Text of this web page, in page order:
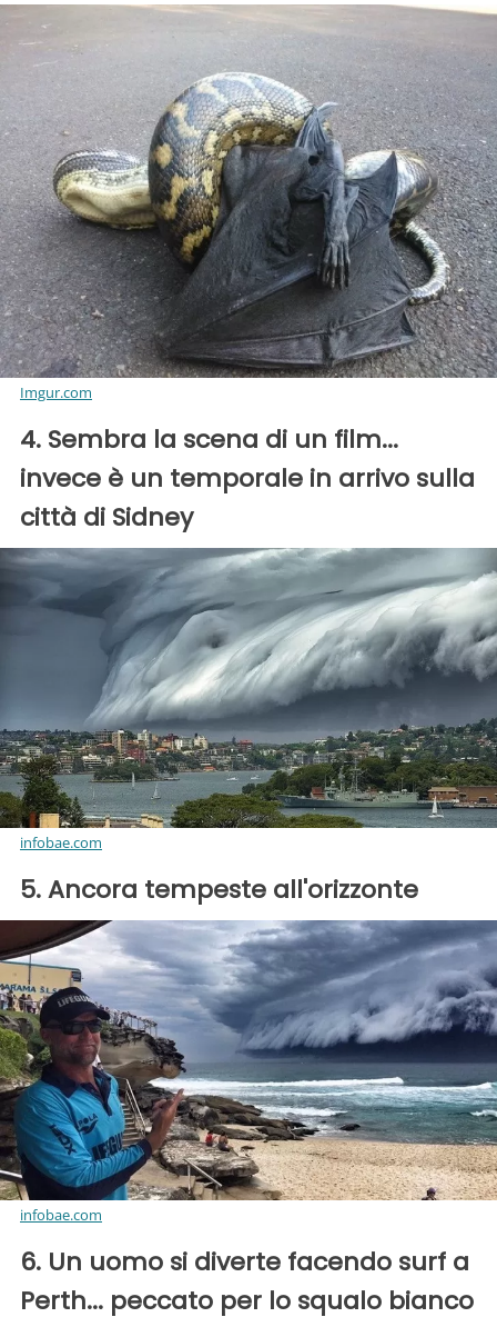
Imgur.com
4. Sembra la scena di un film...
invece è un temporale in arrivo sulla
città di Sidney
infobae.com
5. Ancora tempeste all'orizzonte
infobae.com
6. Un uomo si diverte facendo surf a
Perth... peccato per lo squalo bianco